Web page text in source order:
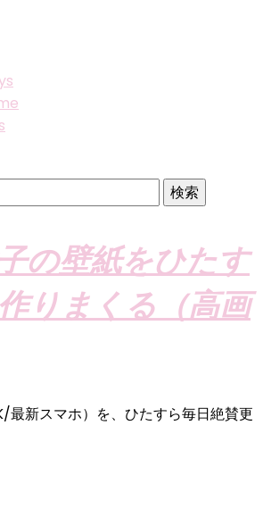
の壁紙をひたす
りまくる（高画
最新スマホ）を、ひたすら毎日絶賛更